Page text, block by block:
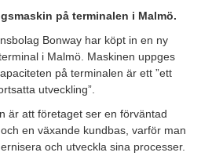
på terminalen i Malmö.
Bonway har köpt in en ny
i Malmö. Maskinen uppges
på terminalen är ett ”ett
utveckling”.
är att företaget ser en förväntad
en växande kundbas, varför man
och utveckla sina processer.